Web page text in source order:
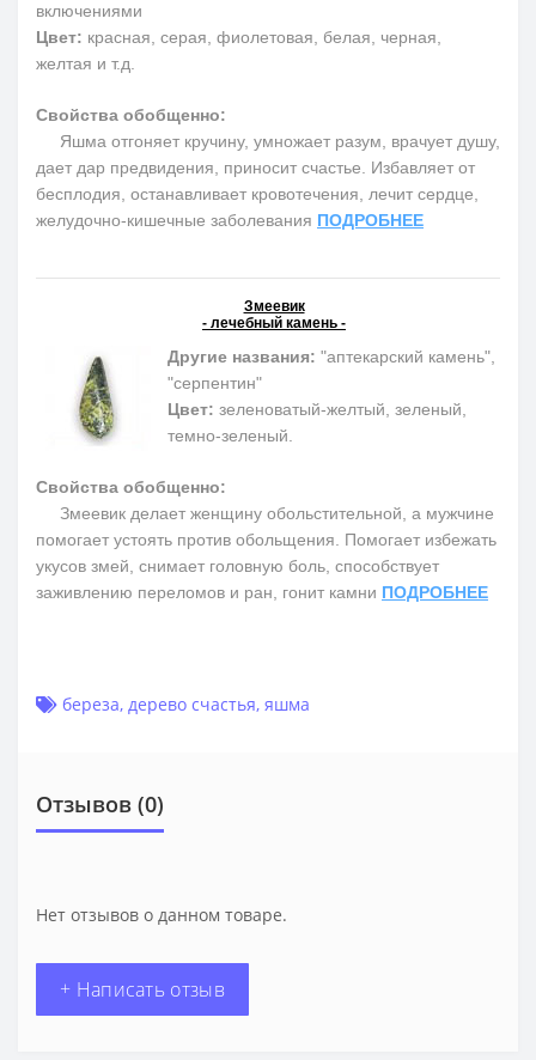
включениями
Цвет: красная, серая, фиолетовая, белая, черная,
желтая и т.д.
Свойства обобщенно:
Яшма отгоняет кручину, умножает разум, врачует душу,
дает дар предвидения, приносит счастье. Избавляет от
бесплодия, останавливает кровотечения, лечит сердце,
желудочно-кишечные заболевания ПОДРОБНЕЕ
Змеевик
- лечебный камень -
Другие названия: "аптекарский камень",
"серпентин"
Цвет: зеленоватый-желтый, зеленый,
темно-зеленый.
Свойства обобщенно:
Змеевик делает женщину обольстительной, а мужчине
помогает устоять против обольщения. Помогает избежать
укусов змей, снимает головную боль, способствует
заживлению переломов и ран, гонит камни ПОДРОБНЕЕ
береза, дерево счастья, яшма
Отзывов (0)
Нет отзывов о данном товаре.
+ Написать отзыв